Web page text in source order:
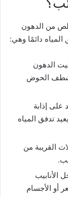
من الدهون
دائمًا وهي:
الدهون
15 دقيقة قبل شطف الحوض
إذابة
تدفق المياه
القريبة من
الأنابيب
أو الأجسام